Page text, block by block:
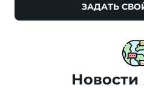
ЗАДАТЬ
Новости